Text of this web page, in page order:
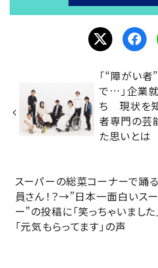
「“障がい者
で…」企業
ち 現状を
者専門の芸
た思いとは
スーパーの総菜コーナーで踊
員さん！？→”日本一面白いス
ー”の投稿に「笑っちゃいました
「元気もらってます」の声